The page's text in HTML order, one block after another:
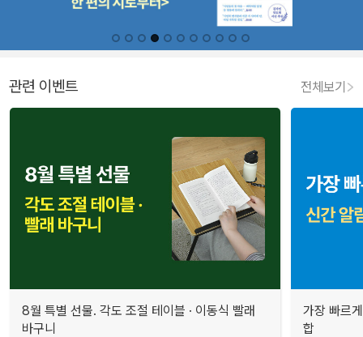
관련 이벤트 전체보기
8월 특별 선물. 각도 조절 테이블 · 이동식 빨래
바구니
가장 빠르
합